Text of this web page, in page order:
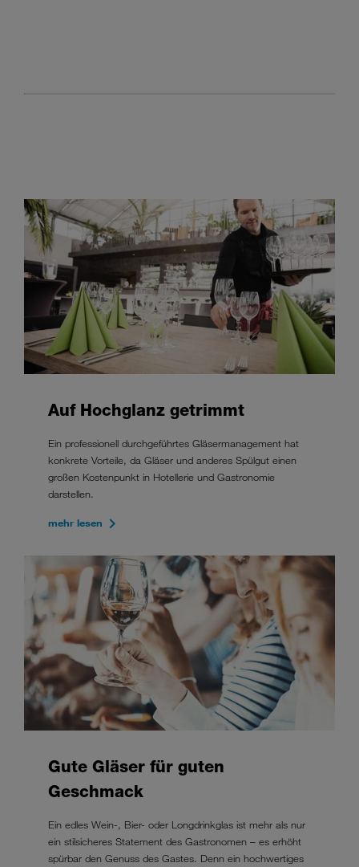
Auf Hochglanz getrimmt
Ein professionell durchgeführtes Gläsermanagement hat
konkrete Vorteile, da Gläser und anderes Spülgut einen
großen Kostenpunkt in Hotellerie und Gastronomie
darstellen.
mehr lesen
Gute Gläser für guten
Geschmack
Ein edles Wein-, Bier- oder Longdrinkglas ist mehr als nur
ein stilsicheres Statement des Gastronomen – es erhöht
spürbar den Genuss des Gastes. Denn ein hochwertiges